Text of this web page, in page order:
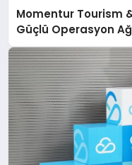
Momentur Tourism
Güçlü Operasyon